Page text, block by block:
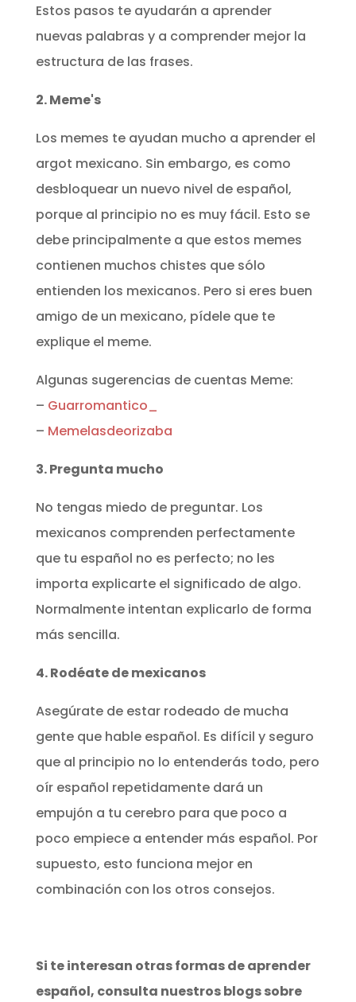
Estos pasos te ayudarán a aprender
nuevas palabras y a comprender mejor la
estructura de las frases.
2. Meme's
Los memes te ayudan mucho a aprender el
argot mexicano. Sin embargo, es como
desbloquear un nuevo nivel de español,
porque al principio no es muy fácil. Esto se
debe principalmente a que estos memes
contienen muchos chistes que sólo
entienden los mexicanos. Pero si eres buen
amigo de un mexicano, pídele que te
explique el meme.
Algunas sugerencias de cuentas Meme:
– Guarromantico_
– Memelasdeorizaba
3. Pregunta mucho
No tengas miedo de preguntar. Los
mexicanos comprenden perfectamente
que tu español no es perfecto; no les
importa explicarte el significado de algo.
Normalmente intentan explicarlo de forma
más sencilla.
4. Rodéate de mexicanos
Asegúrate de estar rodeado de mucha
gente que hable español. Es difícil y seguro
que al principio no lo entenderás todo, pero
oír español repetidamente dará un
empujón a tu cerebro para que poco a
poco empiece a entender más español. Por
supuesto, esto funciona mejor en
combinación con los otros consejos.
Si te interesan otras formas de aprender
español, consulta nuestros blogs sobre